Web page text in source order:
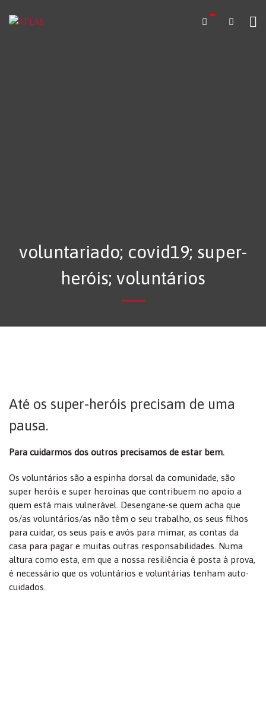
voluntariado; covid19; super-
heróis; voluntários
Até os super-heróis precisam de uma
pausa.
Para cuidarmos dos outros precisamos de estar bem.
Os voluntários são a espinha dorsal da comunidade, são
super heróis e super heroinas que contribuem no apoio a
quem está mais vulnerável. Desengane-se quem acha que
os/as voluntários/as não têm o seu trabalho, os seus filhos
para cuidar, os seus pais e avós para mimar, as contas da
casa para pagar e muitas outras responsabilidades. Numa
altura como esta, em que a nossa resiliência é posta à prova,
é necessário que os voluntários e voluntárias tenham auto-
cuidados.